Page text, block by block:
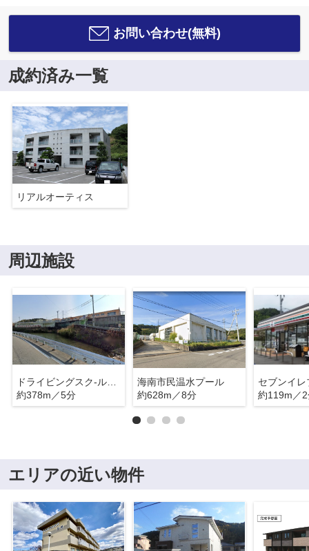
お問い合わせ(無料)
成約済み一覧
リアルオーティス
周辺施設
ドライビングスク-ルかいなん
約378m／5分
海南市民温水プール
約628m／8分
約119m／
エリアの近い物件